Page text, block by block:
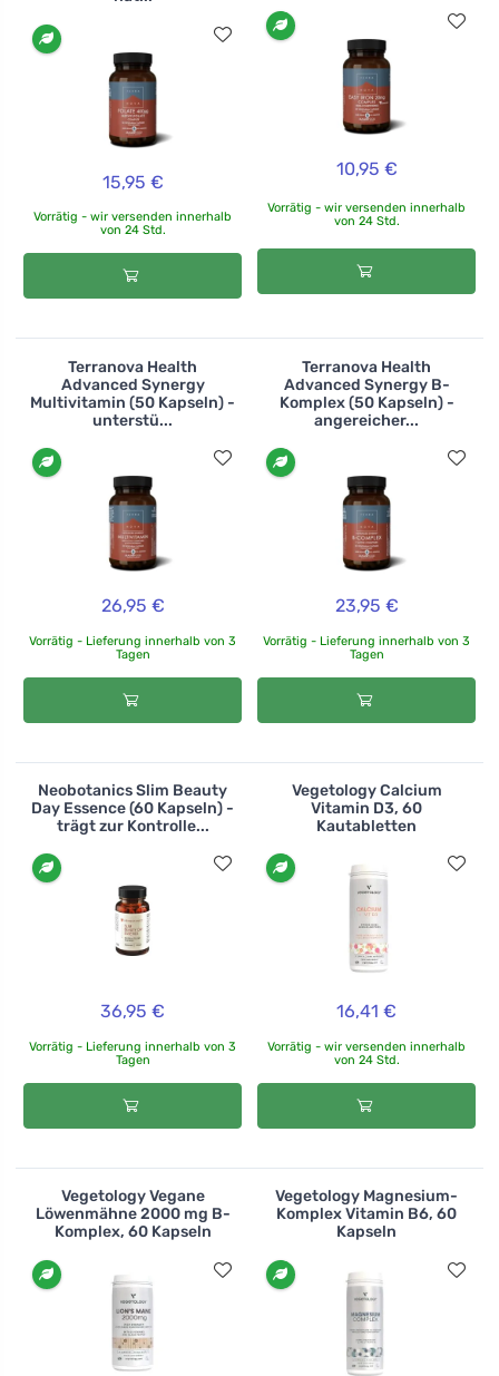
15,95 €
Vorrätig - wir versenden innerhalb
von 24 Std.
10,95 €
Vorrätig - wir versenden innerhalb
von 24 Std.
Terranova Health
Advanced Synergy
Multivitamin (50 Kapseln) -
unterstü...
26,95 €
Vorrätig - Lieferung innerhalb von 3
Tagen
Terranova Health
Advanced Synergy B-
Komplex (50 Kapseln) -
angereicher...
23,95 €
Vorrätig - Lieferung innerhalb von 3
Tagen
Neobotanics Slim Beauty
Day Essence (60 Kapseln) -
trägt zur Kontrolle...
36,95 €
Vorrätig - Lieferung innerhalb von 3
Tagen
Vegetology Calcium
Vitamin D3, 60
Kautabletten
16,41 €
Vorrätig - wir versenden innerhalb
von 24 Std.
Vegetology Vegane
Löwenmähne 2000 mg B-
Komplex, 60 Kapseln
Vegetology Magnesium-
Komplex Vitamin B6, 60
Kapseln